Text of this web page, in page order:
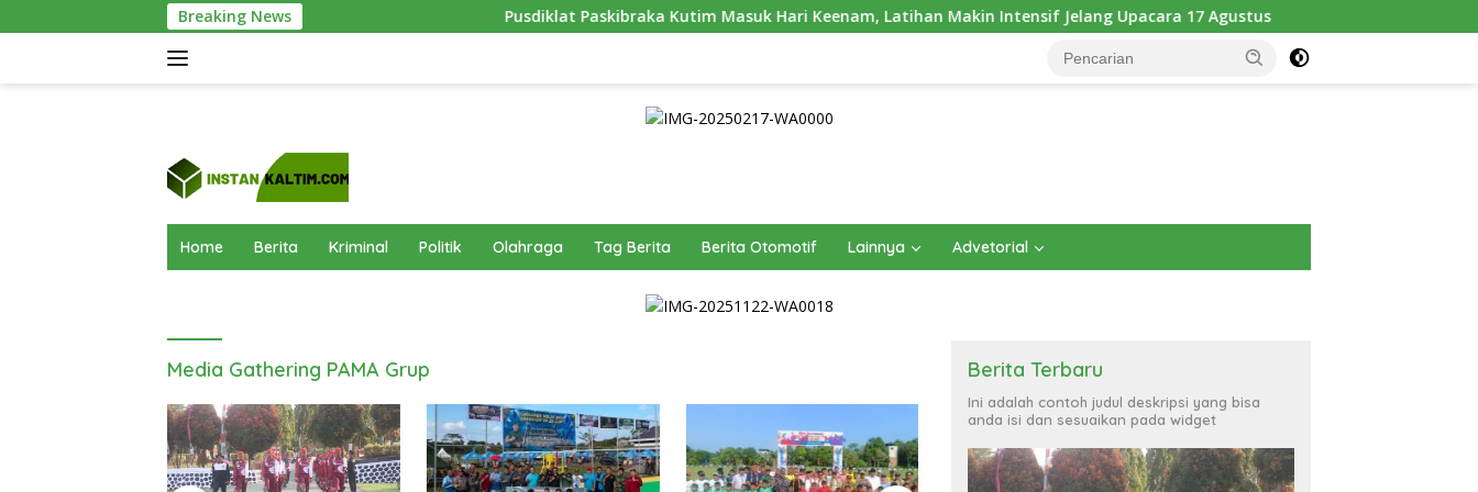
ke
Breaking News Pusdiklat Paskibraka Kutim Masuk Hari Keenam, Latihan Makin Intensif Jelang Upacara 17 Agustus Pererat Kebersamaan dengan
Home Berita Kriminal Politik Olahraga Tag Berita Berita Otomotif Lainnya Advetorial
Media Gathering PAMA Grup Berita Terbaru
Ini adalah contoh judul deskripsi yang bisa
anda isi dan sesuaikan pada widget